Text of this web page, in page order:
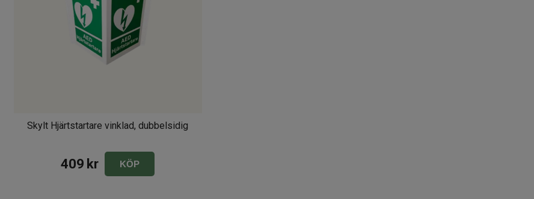
Skylt Hjärtstartare vinklad, dubbelsidig
409 kr KÖP